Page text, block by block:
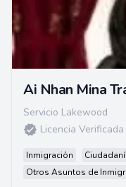
Ai Nhan Mina
Servicio Lakewood
Licencia Verificada
Inmigración
Otros Asuntos de